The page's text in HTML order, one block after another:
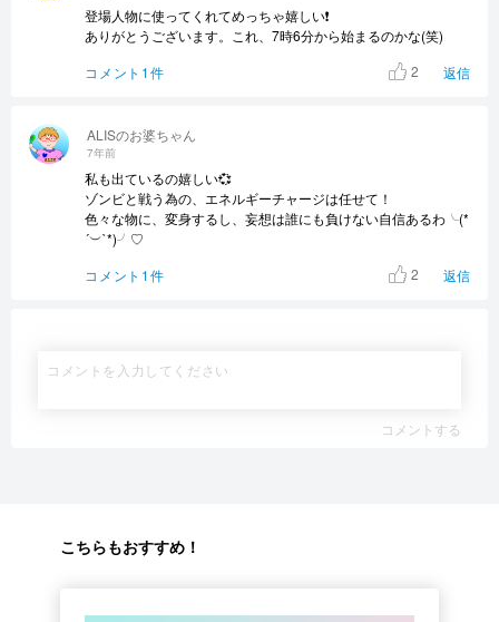
ALISのお婆ちゃん
7年前
私も出ているの嬉しい💞
ゾンビと戦う為の、エネルギーチャージは任せて！
色々な物に、変身するし、妄想は誰にも負けない自信あるわ╰(*
´︶`*)╯♡
コメント1件
2 返信
登場人物に使ってくれてめっちゃ嬉しい❗
ありがとうございます。これ、7時6分から始まるのかな(笑)
コメント1件
2 返信
コメントする
こちらもおすすめ！